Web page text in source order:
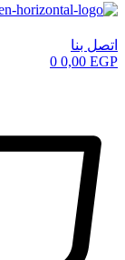
اتصل بنا
0,00 EGP
0